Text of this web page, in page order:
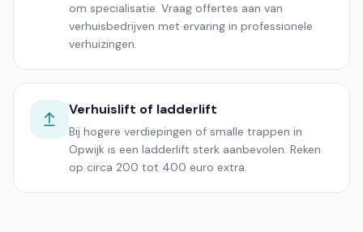
om specialisatie. Vraag offertes aan van
verhuisbedrijven met ervaring in professionele
verhuizingen.
Verhuislift of ladderlift
Bij hogere verdiepingen of smalle trappen in
Opwijk is een ladderlift sterk aanbevolen. Reken
op circa 200 tot 400 euro extra.